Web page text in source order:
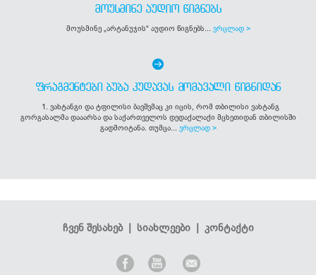
ᲛᲝᲣᲡᲛᲘᲜᲔ ᲐᲣᲓᲘᲝ ᲬᲘᲒᲜᲔᲑᲡ
მოუსმინე „არტანუჯის“ აუდიო წიგნებს... ვრცლად >
ᲤᲠᲐᲒᲛᲔᲜᲢᲔᲑᲘ ᲑᲣᲑᲐ ᲙᲣᲓᲐᲕᲐᲡ ᲛᲝᲛᲐᲕᲐᲚᲘ ᲬᲘᲒᲜᲘᲓᲐᲜ
1. ვახტანგი და ტფილისი ბავშვმაც კი იცის, რომ თბილისი ვახტანგ
გორგასალმა დააარსა და საქართველოს დედაქალაქი მცხეთიდან თბილისში
გადმოიტანა. თუმცა... ვრცლად >
ჩვენ შესახებ| სიახლეები| კონტაქტი